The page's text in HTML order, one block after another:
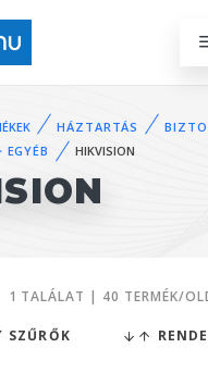
HÁZTARTÁS
HIKVISION
1 TALÁLAT | 40 TERMÉK/
SZŰRŐK